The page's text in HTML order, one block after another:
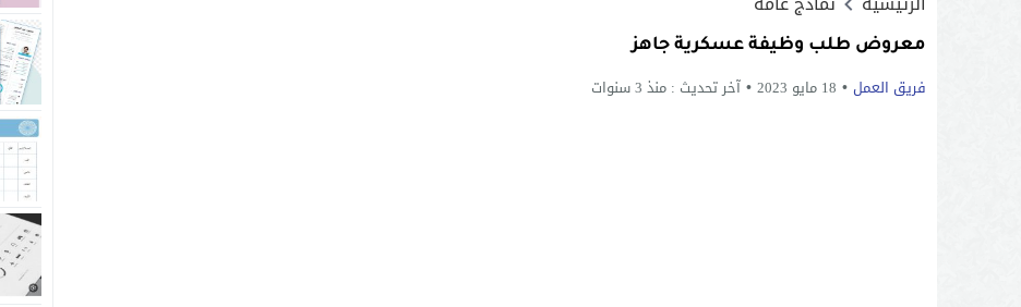
معروض طلب وظيفة عسكرية جاهز
فريق العمل 18 مايو 2023 آخر تحديث : منذ 3 سنوات